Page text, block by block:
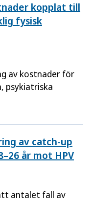
kopplat till
fysisk
av kostnader för
psykiatriska
av catch-up
år mot HPV
antalet fall av